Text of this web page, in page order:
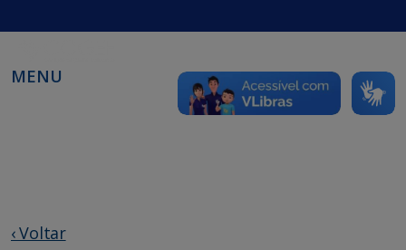
MENU
‹ Voltar